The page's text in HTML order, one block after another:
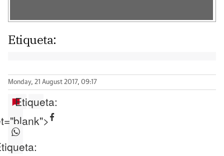
Etiqueta:
Monday, 21 August 2017, 09:17
Etiqueta: